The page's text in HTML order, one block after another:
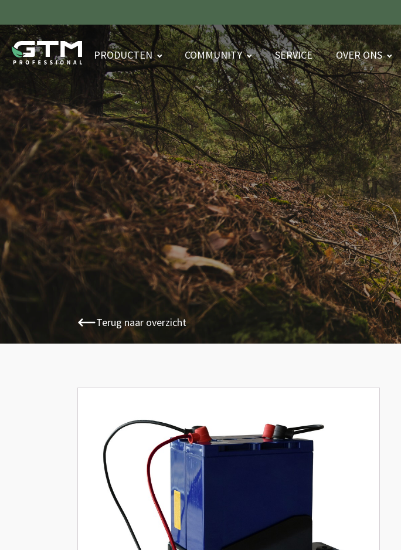
PRODUCTEN COMMUNITY SERVICE OVER ONS
Terug naar overzicht